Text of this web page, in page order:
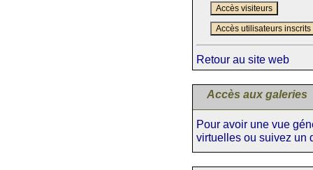
Accès visiteurs
Accès utilisateurs inscrits
Retour au site web
Accès aux galeries
Pour avoir une vue
virtuelles ou suivez un